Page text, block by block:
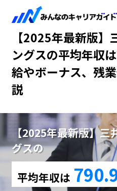
HOME 【2025年最新版】三井
【2025年最新版】
ングスの平均年収
給やボーナス、残
説
【2025年最新版】
グスの
平均年収は